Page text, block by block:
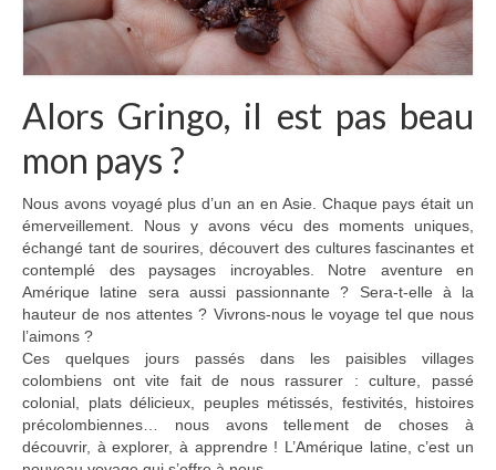
Alors Gringo, il est pas beau
mon pays ?
Nous avons voyagé plus d’un an en Asie. Chaque pays était un
émerveillement. Nous y avons vécu des moments uniques,
échangé tant de sourires, découvert des cultures fascinantes et
contemplé des paysages incroyables. Notre aventure en
Amérique latine sera aussi passionnante ? Sera-t-elle à la
hauteur de nos attentes ? Vivrons-nous le voyage tel que nous
l’aimons ?
Ces quelques jours passés dans les paisibles villages
colombiens ont vite fait de nous rassurer : culture, passé
colonial, plats délicieux, peuples métissés, festivités, histoires
précolombiennes… nous avons tellement de choses à
découvrir, à explorer, à apprendre ! L’Amérique latine, c’est un